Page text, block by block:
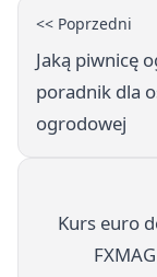
<< Poprzedni
Jaką piwnicę
poradnik dla
ogrodowej
Kurs euro